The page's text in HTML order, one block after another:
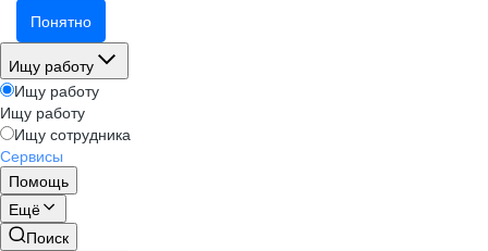
Понятно
Ищу работу
Ищу работу
Ищу работу
Ищу сотрудника
Сервисы
Помощь
Ещё
Поиск